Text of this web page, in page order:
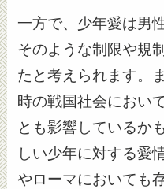
一方で、少年愛は男
そのような制限や規
たと考えられます。
時の戦国社会におい
とも影響しているか
しい少年に対する愛
やローマにおいても